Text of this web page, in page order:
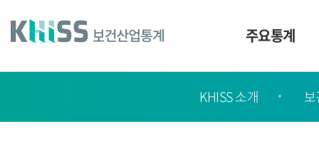
건
주요통계
이
KHISS 소개